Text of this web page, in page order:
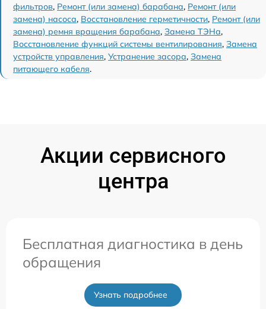
фильтров, Ремонт (или замена) барабана, Ремонт (или
замена) насоса, Восстановление герметичности, Ремонт (или
замена) ремня вращения барабана, Замена ТЭНа,
Восстановление функций системы вентилирования, Замена
устройств управления, Устранение засора, Замена
питающего кабеля.
Акции сервисного
центра
Бесплатная диагностика в день
обращения
Узнать подробнее